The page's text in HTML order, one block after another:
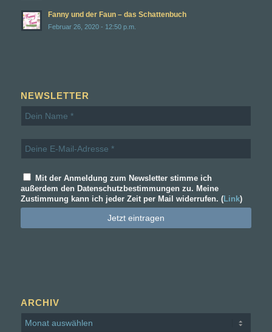
NEWSLETTER
Mit der Anmeldung zum Newsletter stimme ich
außerdem den Datenschutzbestimmungen zu. Meine
Zustimmung kann ich jeder Zeit per Mail widerrufen. (Link)